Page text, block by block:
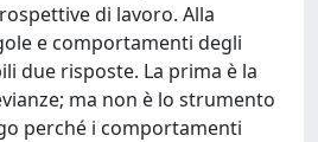
di lavoro. Alla
e comportamenti degli
due risposte. La prima è la
ma non è lo strumento
perché i comportamenti